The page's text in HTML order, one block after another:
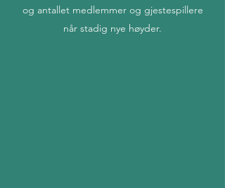
og antallet medlemmer og gjestespillere
når stadig nye høyder.